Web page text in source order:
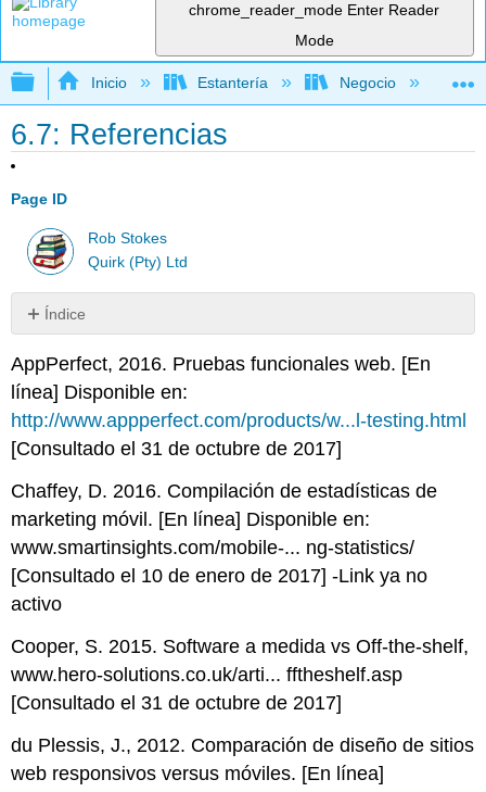
chrome_reader_mode Enter Reader
Mode
Expandir/contraer jerarquía global
Inicio Estantería Negocio
6.7: Referencias
Page ID
Rob Stokes
Quirk (Pty) Ltd
Índice
Sin
AppPerfect, 2016. Pruebas funcionales web. [En
línea] Disponible en:
http://www.appperfect.com/products/w...l-testing.html
[Consultado el 31 de octubre de 2017]
Chaffey, D. 2016. Compilación de estadísticas de
marketing móvil. [En línea] Disponible en:
www.smartinsights.com/mobile-... ng-statistics/
[Consultado el 10 de enero de 2017] -Link ya no
activo
Cooper, S. 2015. Software a medida vs Off-the-shelf,
www.hero-solutions.co.uk/arti... fftheshelf.asp
[Consultado el 31 de octubre de 2017]
du Plessis, J., 2012. Comparación de diseño de sitios
web responsivos versus móviles. [En línea]